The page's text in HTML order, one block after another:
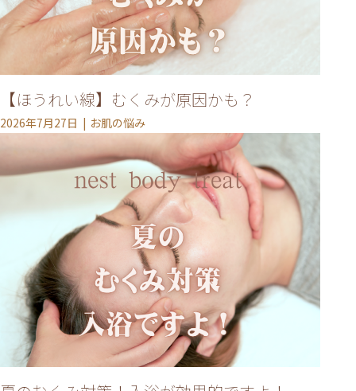
【ほうれい線】むくみが原因かも？
2026年7月27日 お肌の悩み